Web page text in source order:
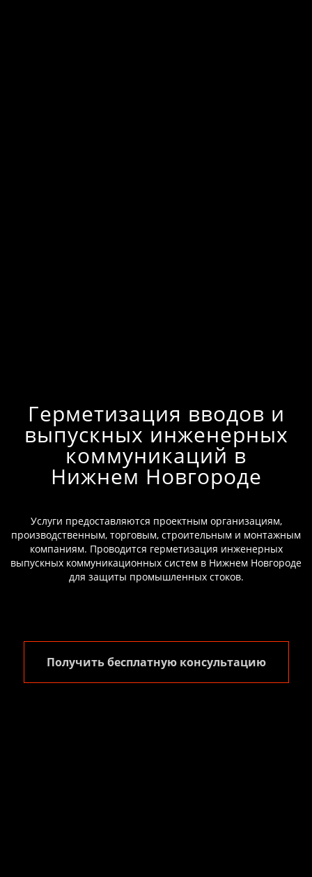
Герметизация вводов и
выпускных инженерных
коммуникаций в
Нижнем Новгороде
Услуги предоставляются проектным организациям,
производственным, торговым, строительным и монтажным
компаниям. Проводится герметизация инженерных
выпускных коммуникационных систем в Нижнем Новгороде
для защиты промышленных стоков.
Получить бесплатную консультацию